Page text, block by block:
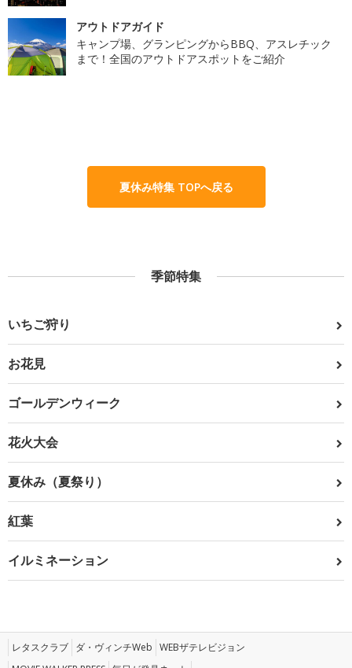
アウトドアガイド
キャンプ場、グランピングからBBQ、アスレチック
まで！全国のアウトドアスポットをご紹介
夏休み特集 TOPへ戻る
季節特集
いちご狩り
お花見
ゴールデンウィーク
花火大会
夏休み（夏祭り）
紅葉
イルミネーション
レタスクラブ ダ・ヴィンチWeb WEBザテレビジョン